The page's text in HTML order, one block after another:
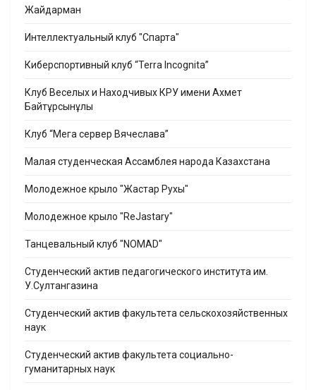
Жайдарман
Интеллектуальный клуб "Спарта"
Киберспортивный клуб “Terra Incognita”
Клуб Веселых и Находчивых КРУ имени Ахмет
Байтұрсынұлы
Клуб “Мега сервер Вячеслава”
Малая студенческая Ассамблея народа Казахстана
Молодежное крыло "Жастар Рухы"
Молодежное крыло "ReJastary"
Танцевальный клуб "NOMAD"
Студенческий актив педагогического института им.
У.Султангазина
Студенческий актив факультета сельскохозяйственных
наук
Студенческий актив факультета социально-
гуманитарных наук